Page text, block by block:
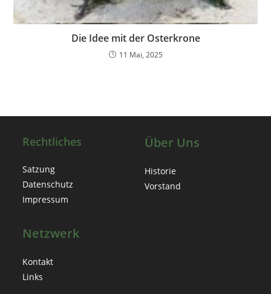
Die Idee mit der Osterkrone
11 Mai, 2025
Rechtliches
Satzung
Datenschutz
Impressum
Über Uns
Historie
Vorstand
Netzwerk
Kontakt
Links